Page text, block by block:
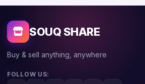
SOUQ SHARE
Buy & sell anything, anywhere
FOLLOW US: